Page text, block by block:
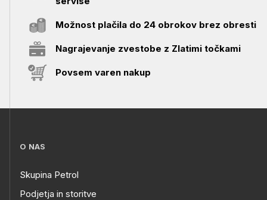
Možnost plačila do 24 obrokov brez obresti
Nagrajevanje zvestobe z Zlatimi točkami
Povsem varen nakup
O NAS
Skupina Petrol
Podjetja in storitve